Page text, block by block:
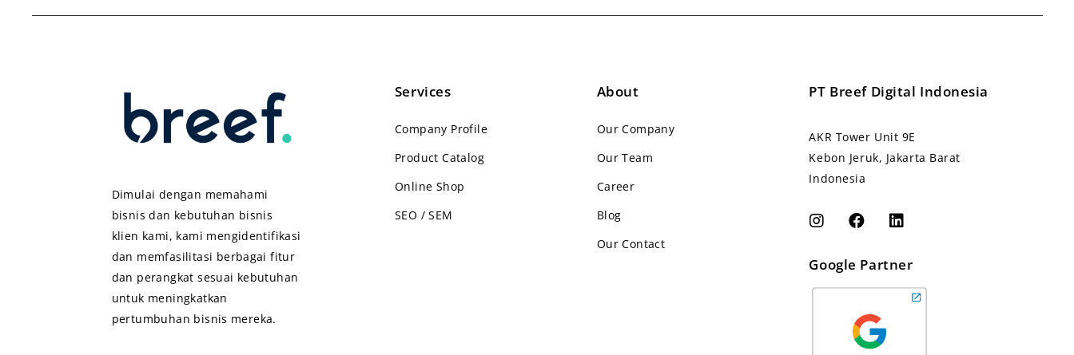
Dimulai dengan memahami
bisnis dan kebutuhan bisnis
klien kami, kami mengidentifikasi
dan memfasilitasi berbagai fitur
dan perangkat sesuai kebutuhan
untuk meningkatkan
pertumbuhan bisnis mereka.
Services
Company Profile
Product Catalog
Online Shop
SEO / SEM
About
Our Company
Our Team
Career
Blog
Our Contact
PT Breef Digital Indonesia
AKR Tower Unit 9E
Kebon Jeruk, Jakarta Barat
Indonesia
Google Partner